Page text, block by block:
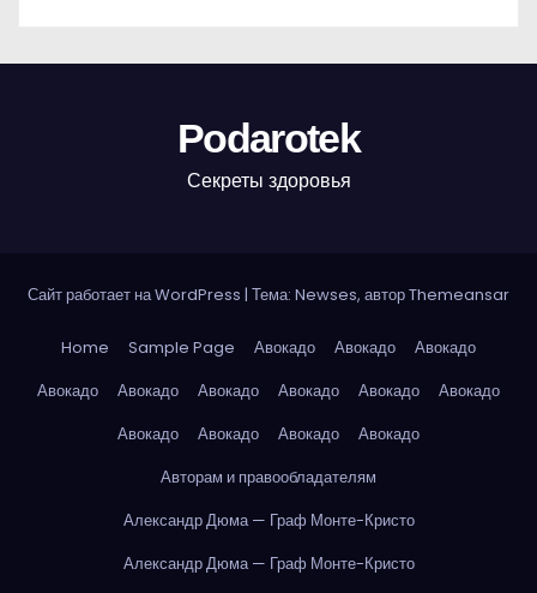
Podarotek
Секреты здоровья
Сайт работает на WordPress | Тема: Newses, авторThemeansar
Home Sample Page Авокадо Авокадо
Авокадо
Авокадо
Авокадо Авокадо Авокадо Авокадо
Авокадо
Авокадо
Авокадо Авокадо
Авокадо
Авторам и правообладателям
Александр Дюма — Граф Монте-Кристо
Александр Дюма — Граф Монте-Кристо